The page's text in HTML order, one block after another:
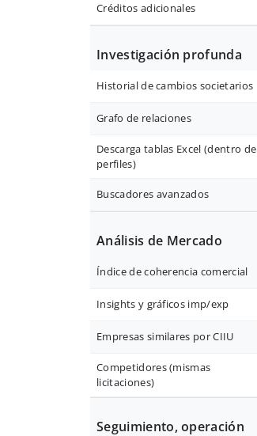
Créditos adicionales
Investigación profunda
Historial de cambios societarios
Grafo de relaciones
Descarga tablas Excel (dentro de
perfiles)
Buscadores avanzados
Análisis de Mercado
Índice de coherencia comercial
Insights y gráficos imp/exp
Empresas similares por CIIU
Competidores (mismas
licitaciones)
Seguimiento, operación